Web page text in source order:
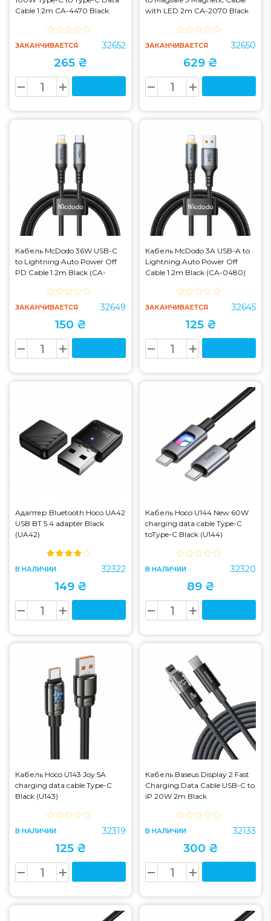
Cable 1.2m CA-4470 Black
ЗАКАНЧИВАЕТСЯ 32652
265 ₴
with LED 2m CA-2070 Black
ЗАКАНЧИВАЕТСЯ 32650
629 ₴
Кабель McDodo 36W USB-C
to Lightning Auto Power Off
PD Cable 1.2m Black (CA-
ЗАКАНЧИВАЕТСЯ 32649
150 ₴
Кабель McDodo 3A USB-A to
Lightning Auto Power Off
Cable 1.2m Black (CA-0480)
ЗАКАНЧИВАЕТСЯ 32645
125 ₴
Адаптер Bluetooth Hoco UA42
USB BT 5.4 adapter Black
(UA42)
В НАЛИЧИИ 32322
149 ₴
Кабель Hoco U144 New 60W
charging data cable Type-C
toType-C Black (U144)
В НАЛИЧИИ 32320
89 ₴
Кабель Hoco U143 Joy 5A
charging data cable Type-C
Black (U143)
В НАЛИЧИИ 32319
125 ₴
Кабель Baseus Display 2 Fast
Charging Data Cable USB-C to
iP 20W 2m Black
В НАЛИЧИИ 32133
300 ₴